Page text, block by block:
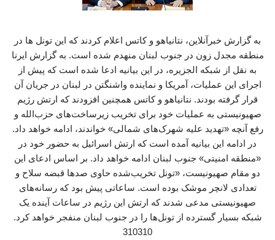
به گزارش خبرآنلاین، نتانیاهو و کاتس اعلام کردند که این تونل ها در
منطقه مجدل زون در جنوب لبنان منهدم شده است. به گزارش ایرنا
به نقل از شبکه الجزیره، در این بیانیه ادعا شده است که پیش از
اجرای این عملیات، آمریکا و نماینده واشنگتن در لبنان در جریان آن
قرار گرفته بودند. نتانیاهو و کاتس همچنین افزودند که ارتش رژیم
صهیونیستی به عملیات خود برای تخریب زیرساخت‌های حزب‌الله و
رفع آنچه «تهدید علیه شهرک‌های شمالی» خواندند، ادامه خواهد داد.
در ادامه این بیانیه آمده است که ارتش اسرائیل به حضور خود در
«منطقه امنیتی» جنوب لبنان ادامه خواهد داد. بر اساس ادعای این
دو مقام صهیونیست، «تونل تخریب‌شده حاوی صدها قبضه سلاح و
تعدادی لانچر موشک بوده است. ساعاتی پیش بود که رسانه‌های
صهیونیستی مدعی شدند که ارتش این رژیم در ساعات آینده یک
شبکه بسیار گسترده از تونل‌ها را در جنوب لبنان منفجر خواهد کرد.
310310